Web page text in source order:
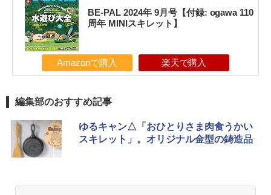
BE-PAL 2024年 9月号【付録: ogawa 110
周年 MINIスキレット】
Amazonで購入 楽天で購入
編集部のおすすめ記事
ゆるキャン△「おひとりさま肉食うかい
スキレット」。オリジナル金型の鋳造品